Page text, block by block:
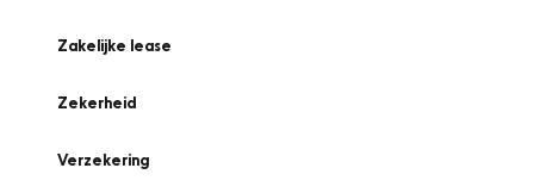
Zakelijke lease
Zekerheid
Verzekering